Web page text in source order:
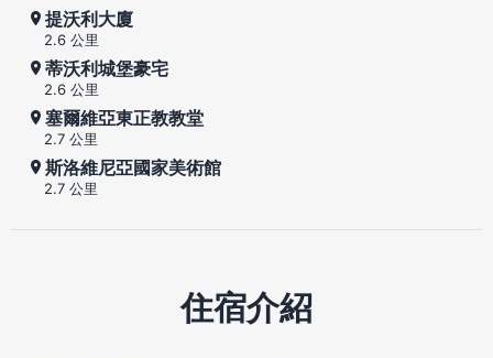
提沃利大廈
2.6 公里
蒂沃利城堡豪宅
2.6 公里
塞爾維亞東正教教堂
2.7 公里
斯洛維尼亞國家美術館
2.7 公里
住宿介紹